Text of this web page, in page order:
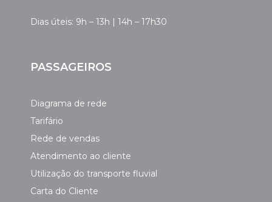
Dias úteis: 9h – 13h | 14h – 17h30
PASSAGEIROS
Diagrama de rede
Tarifário
Rede de vendas
Atendimento ao cliente
Utilização do transporte fluvial
Carta do Cliente